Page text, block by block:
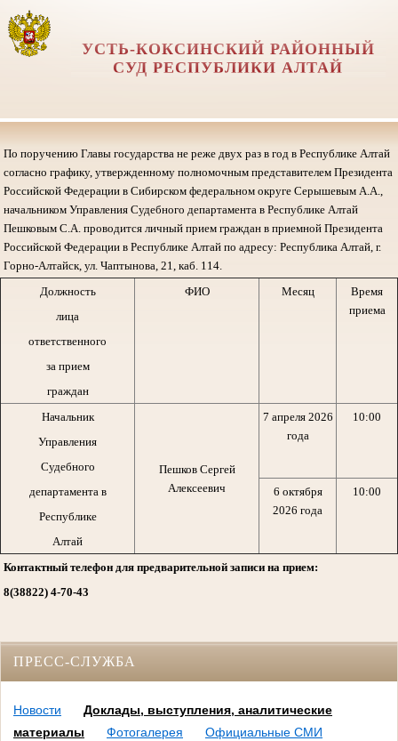
УСТЬ-КОКСИНСКИЙ РАЙОННЫЙ
СУД РЕСПУБЛИКИ АЛТАЙ
По поручению Главы государства не реже двух раз в год в Республике Алтай
согласно графику, утвержденному полномочным представителем Президента
Российской Федерации в Сибирском федеральном округе Серышевым А.А.,
начальником Управления Судебного департамента в Республике Алтай
Пешковым С.А. проводится личный прием граждан в приемной Президента
Российской Федерации в Республике Алтай по адресу: Республика Алтай, г.
Горно-Алтайск, ул. Чаптынова, 21, каб. 114.
Должность
лица
ответственного
за прием
граждан
ФИО Месяц
Время
приема
Начальник
Управления
Судебного
департамента в
Республике
Алтай
Пешков Сергей
Алексеевич
7 апреля 2026
года
10:00
6 октября
2026 года
10:00
Контактный телефон для предварительной записи на прием:
8(38822) 4-70-43
ПРЕСС-СЛУЖБА
Новости
Доклады, выступления, аналитические
материалы
Фотогалерея
Официальные СМИ